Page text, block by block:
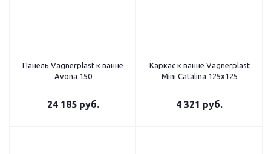
Панель Vagnerplast к ванне
Avona 150
24 185руб.
Каркас к ванне Vagnerplast
Mini Catalina 125x125
4 321 руб.